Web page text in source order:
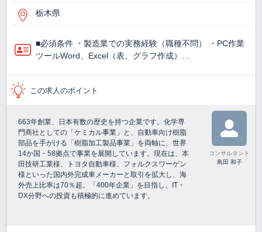
栃木県
■必須条件 ・製造業での実務経験（職種不問） ・PC作業
ツールWord、Excel（表、グラフ作成）…
この求人のポイント
663年創業、日本有数の歴史を持つ企業です。化学専
門商社としての「ケミカル事業」と、自動車向け樹脂
部品を手がける「樹脂加工製品事業」を両軸に、世界
14か国・58拠点で事業を展開しています。現在は、本
田技研工業様、トヨタ自動車様、フォルクスワーゲン
様といった国内外完成車メーカーと取引を拡大し、海
外売上比率は70％超。「400年企業」を目指し、IT・
DX分野への投資も積極的に進めています。
コンサルタント
島田 和子